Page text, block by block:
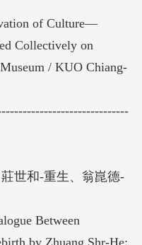
of Culture—
Collectively on
/ KUO Chiang-
世和-重生、翁崑德-
Between